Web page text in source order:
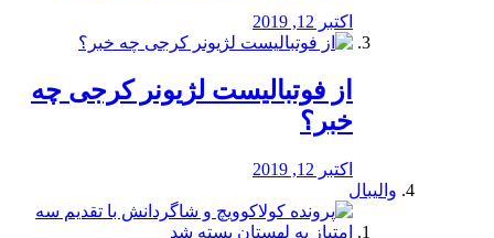
اکتبر 12, 2019
از فوتبالیست لژیونر کرجی چه
خبر؟
اکتبر 12, 2019
والیبال